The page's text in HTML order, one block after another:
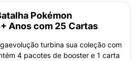
Pokémon
Anos com 25 Cartas
turbina sua coleção com
4 pacotes de booster e 1 carta